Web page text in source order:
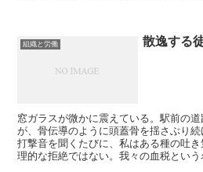
組織と労働 散逸する
窓ガラスが微かに震えている。駅前の
が、骨伝導のように頭蓋骨を揺さぶり
打撃音を聞くたびに、私はある種の吐
理的な拒絶ではない。我々の血税とい